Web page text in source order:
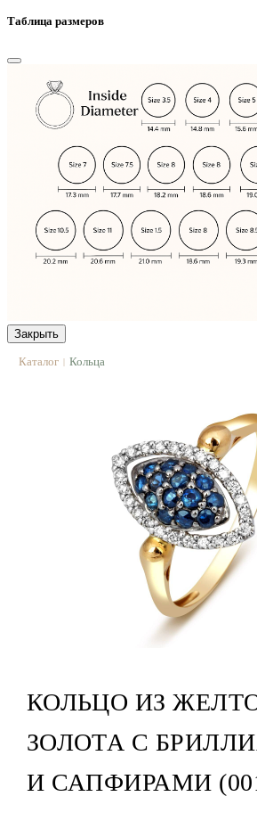
Таблица размеров
Закрыть
Каталог | Кольца
КОЛЬЦО ИЗ
ЗОЛОТА С
И САПФИРАМИ